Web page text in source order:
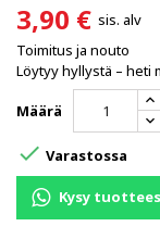
3,90 € sis. alv
Toimitus ja nouto
Löytyy hyllystä – heti
Määrä
 Varastossa
Kysy